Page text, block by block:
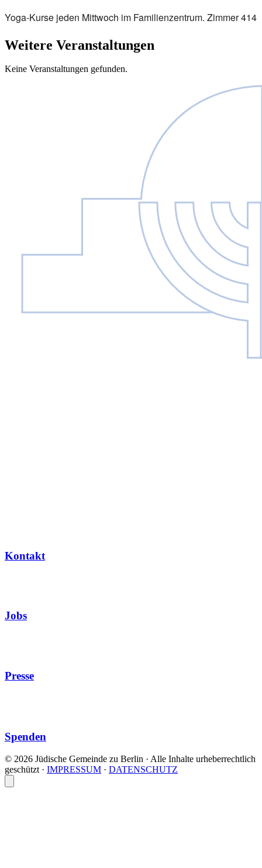
Yoga-Kurse jeden Mittwoch im Familienzentrum. Zimmer 414
Weitere Veranstaltungen
Keine Veranstaltungen gefunden.
Kontakt
Jobs
Presse
Spenden
© 2026 Jüdische Gemeinde zu Berlin · Alle Inhalte urheberrechtlich
geschützt· IMPRESSUM · DATENSCHUTZ